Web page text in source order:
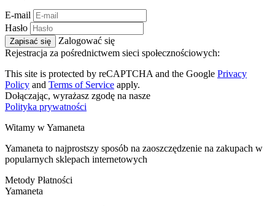
E-mail
Hasło
Zapisać się
Zalogować się
Rejestracja za pośrednictwem sieci społecznościowych:
This site is protected by reCAPTCHA and the Google Privacy
Policy and Terms of Service apply.
Dołączając, wyrażasz zgodę na nasze
Polityka prywatności
Witamy wYamaneta
Yamaneta to najprostszy sposób na zaoszczędzenie na zakupach w
popularnych sklepach internetowych
Metody Płatności
Yamaneta